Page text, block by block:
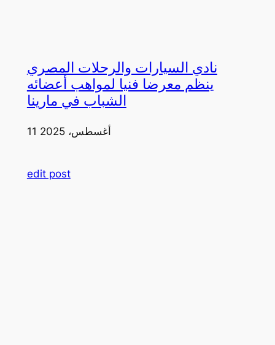
نادي السيارات والرحلات المصري
ينظم معرضا فنيا لمواهب أعضائه
الشباب في مارينا
11 أغسطس، 2025
edit post